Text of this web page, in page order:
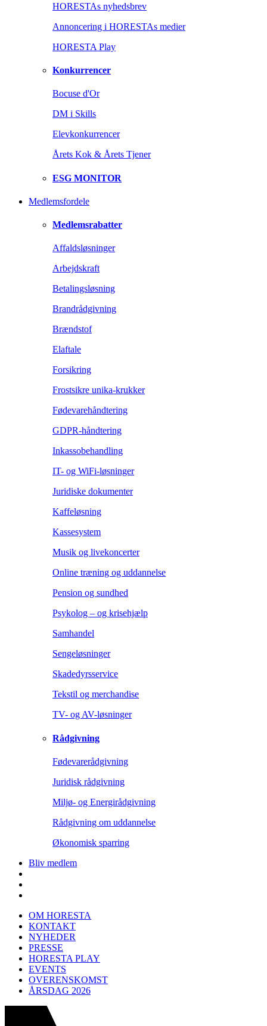
HORESTAs nyhedsbrev
Annoncering i HORESTAs medier
HORESTA Play
Konkurrencer
Bocuse d'Or
DM i Skills
Elevkonkurrencer
Årets Kok & Årets Tjener
ESG MONITOR
Medlemsfordele
Medlemsrabatter
Affaldsløsninger
Arbejdskraft
Betalingsløsning
Brandrådgivning
Brændstof
Elaftale
Forsikring
Frostsikre unika-krukker
Fødevarehåndtering
GDPR-håndtering
Inkassobehandling
IT- og WiFi-løsninger
Juridiske dokumenter
Kaffeløsning
Kassesystem
Musik og livekoncerter
Online træning og uddannelse
Pension og sundhed
Psykolog – og krisehjælp
Samhandel
Sengeløsninger
Skadedyrsservice
Tekstil og merchandise
TV- og AV-løsninger
Rådgivning
Fødevarerådgivning
Juridisk rådgivning
Miljø- og Energirådgivning
Rådgivning om uddannelse
Økonomisk sparring
Bliv medlem
OM HORESTA
KONTAKT
NYHEDER
PRESSE
HORESTA PLAY
EVENTS
OVERENSKOMST
ÅRSDAG 2026